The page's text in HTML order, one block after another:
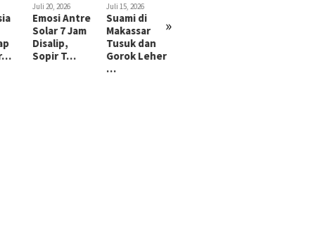
»
Juli 15, 2026
Suami di
Makassar
Tusuk dan
Gorok Leher
Juli 29, 2026
Bayi 2 Tahun
di Makassar
Diculik,
Diduga…